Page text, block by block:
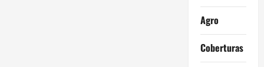
Agro
Coberturas